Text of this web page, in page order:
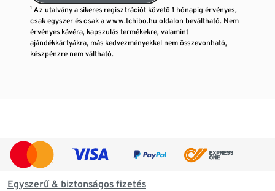
¹ Az utalvány a sikeres regisztrációt követő 1 hónapig érvényes,
csak egyszer és csak a www.tchibo.hu oldalon beváltható. Nem
érvényes kávéra, kapszulás termékekre, valamint
ajándékkártyákra, más kedvezményekkel nem összevonható,
készpénzre nem váltható.
Egyszerű & biztonságos fizetés